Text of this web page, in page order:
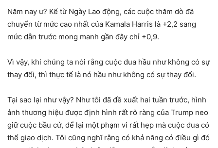
Năm nay ư? Kể từ Ngày Lao động, các cuộc thăm dò đã
chuyển từ mức cao nhất của Kamala Harris là +2,2 sang
mức dẫn trước mong manh gần đây chỉ +0,9.
Vì vậy, khi chúng ta nói rằng cuộc đua hầu như không có sự
thay đổi, thì thực tế là nó hầu như không có sự thay đổi.
Tại sao lại như vậy? Như tôi đã đề xuất hai tuần trước, hình
ảnh thương hiệu được định hình rất rõ ràng của Trump neo
giữ cuộc bầu cử, để lại một phạm vi rất hẹp mà cuộc đua có
thể giao dịch. Tôi cũng nghĩ rằng có khả năng có điều gì đó